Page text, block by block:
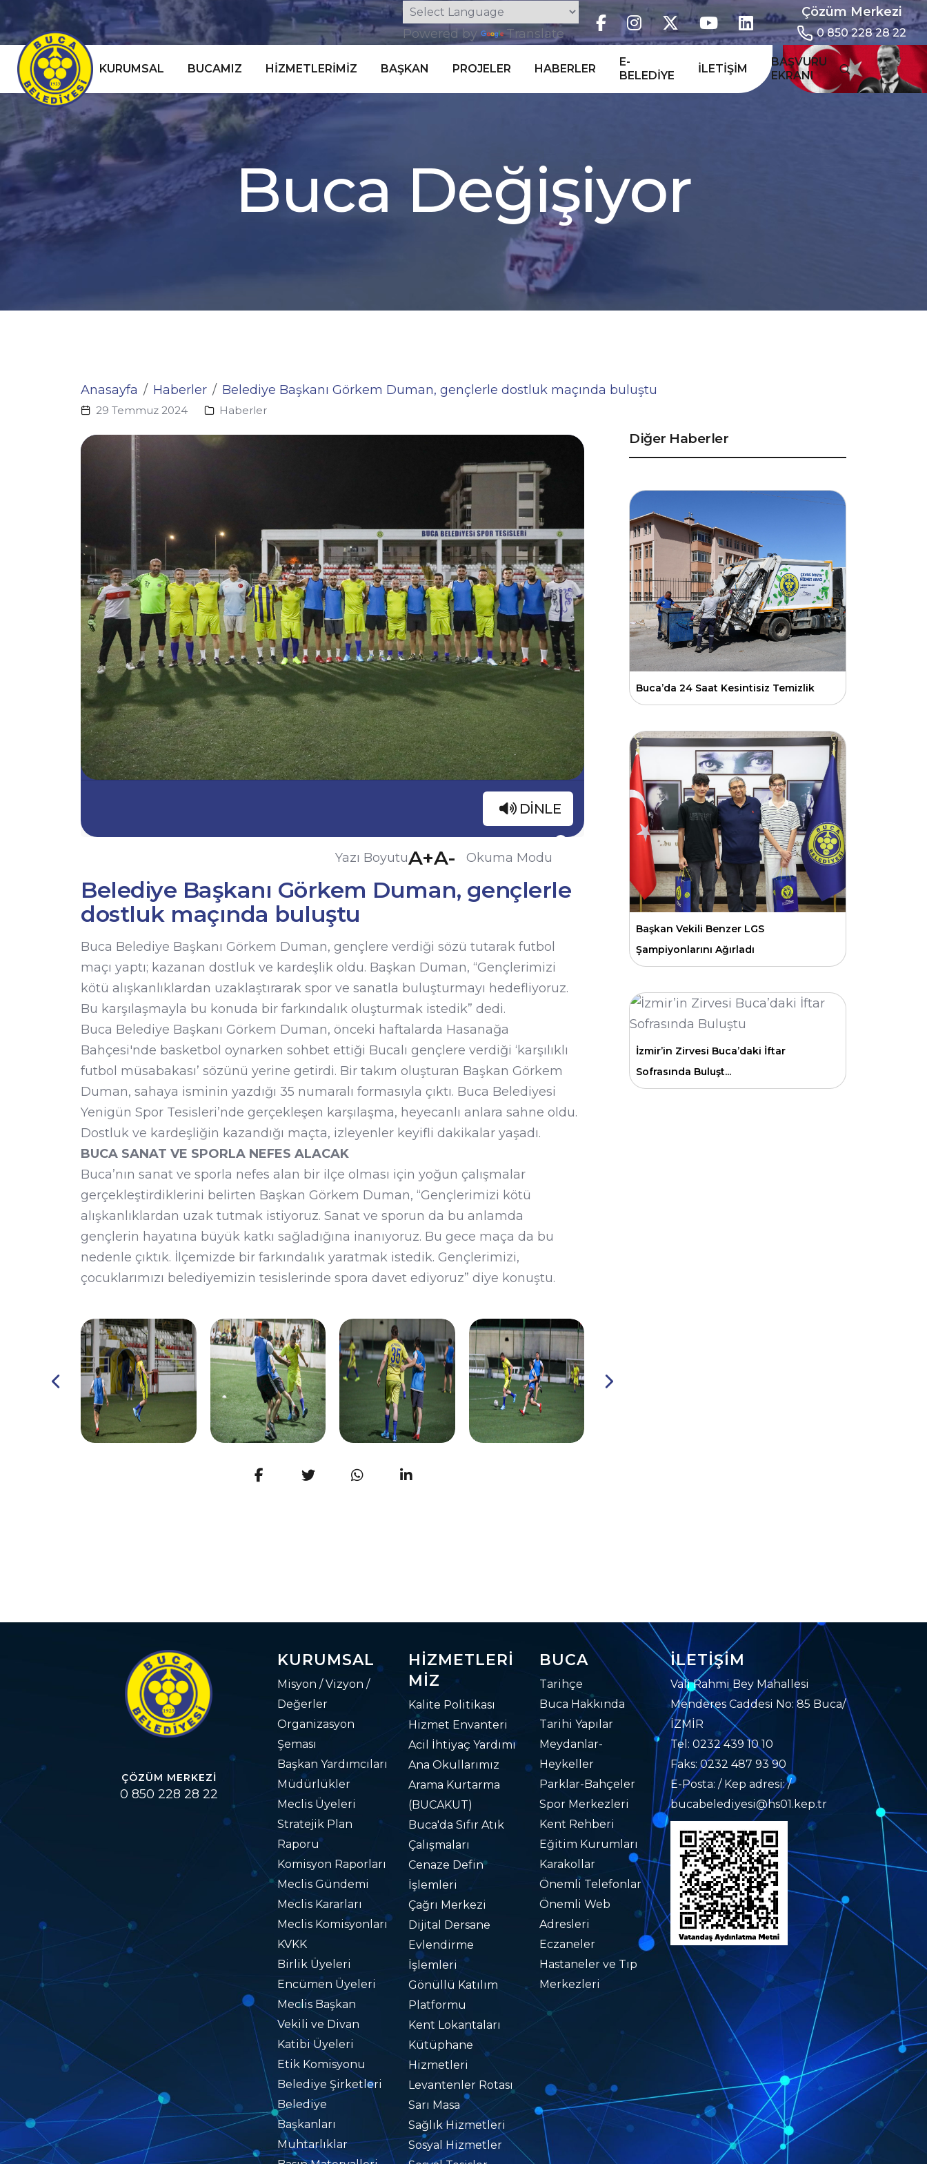
Powered by Translate
Çözüm Merkezi
0 850 228 28 22
KURUMSAL BUCAMIZ HIZMETLERIMIZ BAŞKAN PROJELER HABERLER
E-
BELEDIYE
İLETIŞIM
BAŞVURU
EKRANI
Anasayfa Haberler Belediye Başkanı Görkem Duman, gençlerle dostluk maçında buluştu
29 Temmuz 2024 Haberler
DINLE
Yazı BoyutuA+A- Okuma Modu
Belediye Başkanı Görkem Duman, gençlerle
dostluk maçında buluştu
Buca Belediye Başkanı Görkem Duman, gençlere verdiği sözü tutarak futbol
maçı yaptı; kazanan dostluk ve kardeşlik oldu. Başkan Duman, “Gençlerimizi
kötü alışkanlıklardan uzaklaştırarak spor ve sanatla buluşturmayı hedefliyoruz.
Bu karşılaşmayla bu konuda bir farkındalık oluşturmak istedik” dedi.
Buca Belediye Başkanı Görkem Duman, önceki haftalarda Hasanağa
Bahçesi'nde basketbol oynarken sohbet ettiği Bucalı gençlere verdiği ‘karşılıklı
futbol müsabakası’ sözünü yerine getirdi. Bir takım oluşturan Başkan Görkem
Duman, sahaya isminin yazdığı 35 numaralı formasıyla çıktı. Buca Belediyesi
Yenigün Spor Tesisleri’nde gerçekleşen karşılaşma, heyecanlı anlara sahne oldu.
Dostluk ve kardeşliğin kazandığı maçta, izleyenler keyifli dakikalar yaşadı.
BUCA SANAT VE SPORLA NEFES ALACAK
Buca’nın sanat ve sporla nefes alan bir ilçe olması için yoğun çalışmalar
gerçekleştirdiklerini belirten Başkan Görkem Duman, “Gençlerimizi kötü
alışkanlıklardan uzak tutmak istiyoruz. Sanat ve sporun da bu anlamda
gençlerin hayatına büyük katkı sağladığına inanıyoruz. Bu gece maça da bu
nedenle çıktık. İlçemizde bir farkındalık yaratmak istedik. Gençlerimizi,
çocuklarımızı belediyemizin tesislerinde spora davet ediyoruz” diye konuştu.
Diğer Haberler
Buca’da 24 Saat Kesintisiz Temizlik
Başkan Vekili Benzer LGS
Şampiyonlarını Ağırladı
İzmir’in Zirvesi Buca’daki İftar
Sofrasında Buluşt...
ÇÖZÜM MERKEZI
0 850 228 28 22
KURUMSAL
Misyon / Vizyon /
Değerler
Organizasyon
Şeması
Başkan Yardımcıları
Müdürlükler
Meclis Üyeleri
Stratejik Plan
Raporu
Komisyon Raporları
Meclis Gündemi
Meclis Kararları
Meclis Komisyonları
KVKK
Birlik Üyeleri
Encümen Üyeleri
Meclis Başkan
Vekili ve Divan
Katibi Üyeleri
Etik Komisyonu
Belediye Şirketleri
Belediye
Başkanları
Muhtarlıklar
HIZMETLERI
MIZ
Kalite Politikası
Hizmet Envanteri
Acil İhtiyaç Yardımı
Ana Okullarımız
Arama Kurtarma
(BUCAKUT)
Buca'da Sıfır Atık
Çalışmaları
Cenaze Defin
İşlemleri
Çağrı Merkezi
Dijital Dersane
Evlendirme
İşlemleri
Gönüllü Katılım
Platformu
Kent Lokantaları
Kütüphane
Hizmetleri
Levantenler Rotası
Sarı Masa
Sağlık Hizmetleri
Sosyal Hizmetler
BUCA
Tarihçe
Buca Hakkında
Tarihi Yapılar
Meydanlar-
Heykeller
Parklar-Bahçeler
Spor Merkezleri
Kent Rehberi
Eğitim Kurumları
Karakollar
Önemli Telefonlar
Önemli Web
Adresleri
Eczaneler
Hastaneler ve Tıp
Merkezleri
İLETIŞIM
Vali Rahmi Bey Mahallesi
Menderes Caddesi No: 85 Buca/
İZMİR
Tel: 0232 439 10 10
Faks: 0232 487 93 90
E-Posta: / Kep adresi: /
bucabelediyesi@hs01.kep.tr